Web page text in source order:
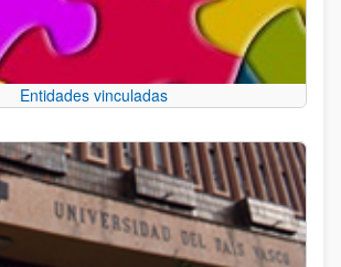
Entidades vinculadas